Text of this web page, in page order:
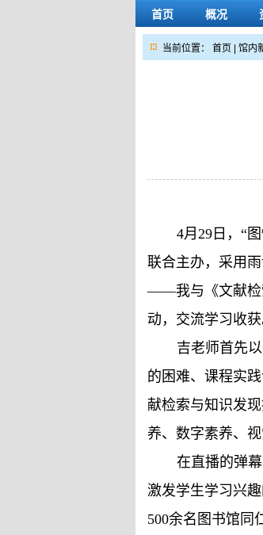
首页 概况
当前位置： 首页 馆内
4月29日，“
联合主办，采用
——我与《文献检
动，交流学习收
吉老师首先
的困难、课程实
献检索与知识发
养、数字素养、
在直播的弹
激发学生学习兴
500余名图书馆同